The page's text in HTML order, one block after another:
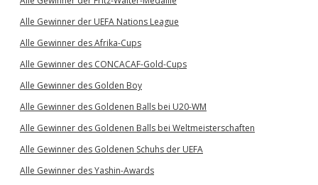
Alle Gewinner der UEFA Nations League
Alle Gewinner des Afrika-Cups
Alle Gewinner des CONCACAF-Gold-Cups
Alle Gewinner des Golden Boy
Alle Gewinner des Goldenen Balls bei U20-WM
Alle Gewinner des Goldenen Balls bei Weltmeisterschaften
Alle Gewinner des Goldenen Schuhs der UEFA
Alle Gewinner des Yashin-Awards